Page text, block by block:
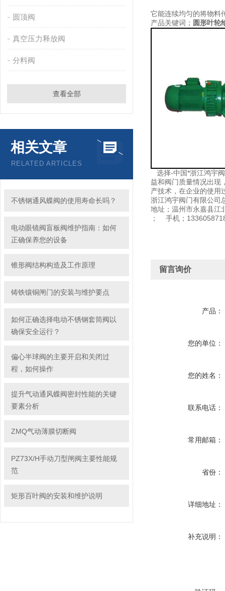
圆顶阀
真空压力释放阀
分料阀
查看全部
相关文章
RELATED ARTICLES
不锈钢通风蝶阀的使用寿命长吗？
电动眼镜阀盲板阀维护指南：如何
正确保养您的设备
锥形阀结构构造及工作原理
铸铁镶铜闸门的安装与维护要点
如何正确选择电动不锈钢套筒阀以
确保安全运行？
偏心半球阀的主要开启和关闭过
程，如何操作
提升气动通风蝶阀密封性能的关键
要素分析
ZMQ气动薄膜切断阀
PZ73X/H手动刀型闸阀主要性能规
范
矩形百叶阀的安装和维护说明
它能连续均匀的将物料
产品关键词； 圆形叶轮
选择-中国*浙江鸿宇
益和阀门质量情况出现
产技术，在企业的使用
浙江鸿宇阀门有限公司
地址；温州市永嘉县江
； 手机；
留言询价
产品：
您的单位：
您的姓名：
联系电话：
常用邮箱：
省份：
详细地址：
补充说明：